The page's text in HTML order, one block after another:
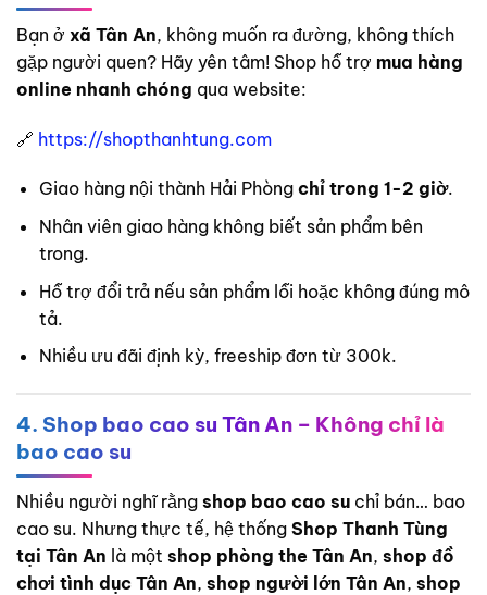
Bạn ở xã Tân An, không muốn ra đường, không thích
gặp người quen? Hãy yên tâm! Shop hỗ trợ mua hàng
online nhanh chóng qua website:
🔗 https://shopthanhtung.com
Giao hàng nội thành Hải Phòng chỉ trong 1-2 giờ.
Nhân viên giao hàng không biết sản phẩm bên
trong.
Hỗ trợ đổi trả nếu sản phẩm lỗi hoặc không đúng mô
tả.
Nhiều ưu đãi định kỳ, freeship đơn từ 300k.
4. Shop bao cao su Tân An – Không chỉ là
bao cao su
Nhiều người nghĩ rằng shop bao cao su chỉ bán… bao
cao su. Nhưng thực tế, hệ thống Shop Thanh Tùng
tại Tân An là một shop phòng the Tân An, shop đồ
chơi tình dục Tân An, shop người lớn Tân An, shop